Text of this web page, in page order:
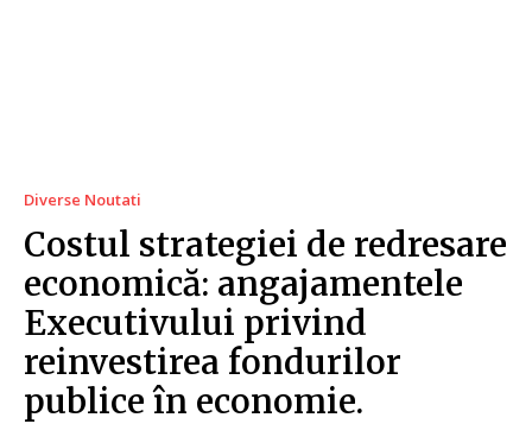
Diverse Noutati
Costul strategiei de redresare
economică: angajamentele
Executivului privind
reinvestirea fondurilor
publice în economie.